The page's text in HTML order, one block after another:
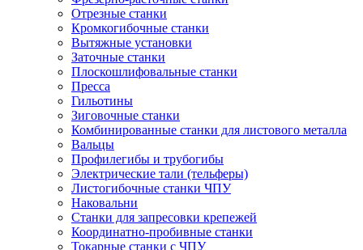
Отрезные станки
Кромкогибочные станки
Вытяжные установки
Заточные станки
Плоскошлифовальные станки
Пресса
Гильотины
Зиговочные станки
Комбинированные станки для листового металла
Вальцы
Профилегибы и трубогибы
Электрические тали (тельферы)
Листогибочные станки ЧПУ
Наковальни
Станки для запресовки крепежей
Координатно-пробивные станки
Токарные станки с ЧПУ